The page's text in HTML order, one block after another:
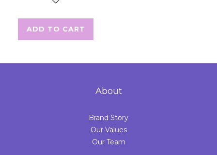
ADD TO CART
About
Brand Story
Our Values
Our Team